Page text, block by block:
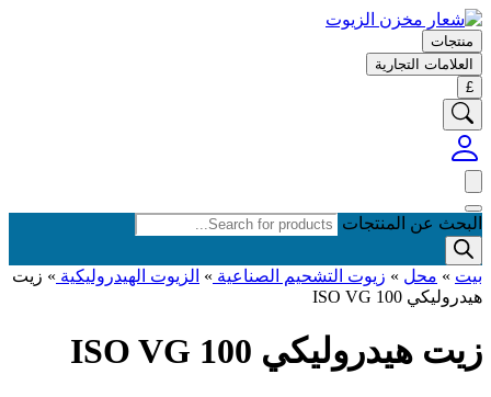
منتجات
العلامات التجارية
£
البحث عن المنتجات
بيت » محل » زيوت التشحيم الصناعية » الزيوت الهيدروليكية » زيت
هيدروليكي ISO VG 100
زيت هيدروليكي ISO VG 100
سلتك(items: 0)
المجموع الفرعي
عرض سلتي اذهب إلى الخروج